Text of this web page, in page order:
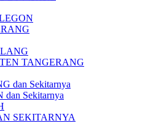
TANGERANG
dan Sekitarnya
dan Sekitarnya
SEKITARNYA